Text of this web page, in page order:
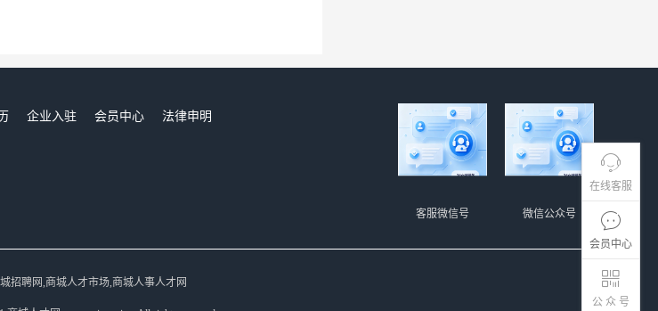
在线客服
会员中心
公 众 号
企业入驻 会员中心
法律申明
微信公众号
客服微信号
招聘网,商城人才市场,商城人事人才网